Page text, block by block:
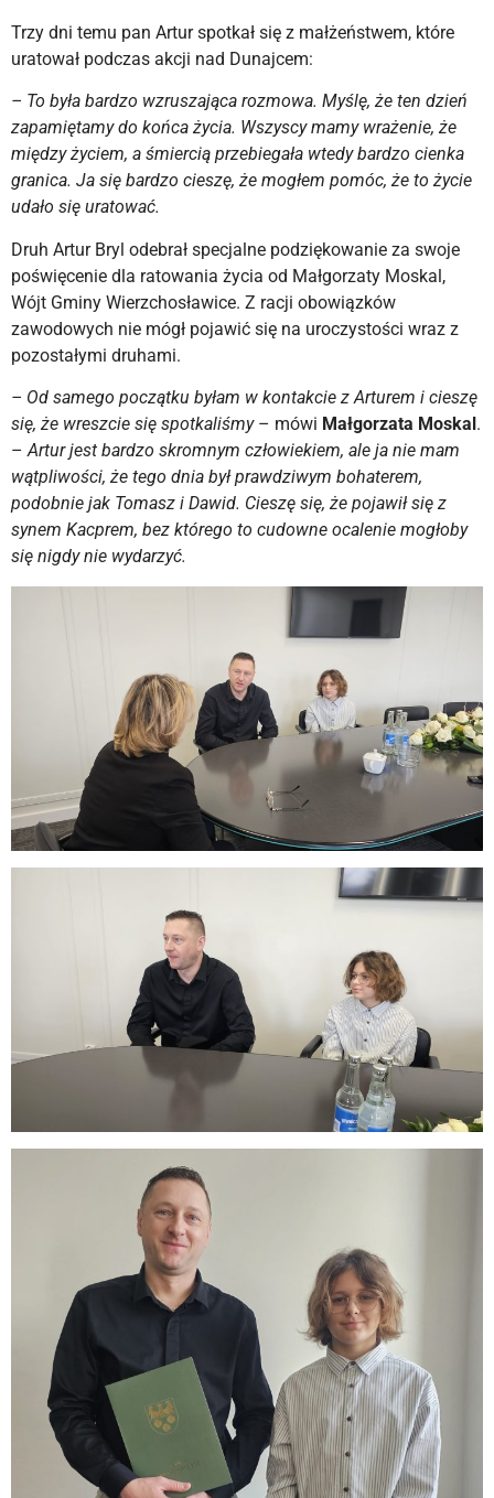
Trzy dni temu pan Artur spotkał się z małżeństwem, które
uratował podczas akcji nad Dunajcem:
– To była bardzo wzruszająca rozmowa. Myślę, że ten dzień
zapamiętamy do końca życia. Wszyscy mamy wrażenie, że
między życiem, a śmiercią przebiegała wtedy bardzo cienka
granica. Ja się bardzo cieszę, że mogłem pomóc, że to życie
udało się uratować.
Druh Artur Bryl odebrał specjalne podziękowanie za swoje
poświęcenie dla ratowania życia od Małgorzaty Moskal,
Wójt Gminy Wierzchosławice. Z racji obowiązków
zawodowych nie mógł pojawić się na uroczystości wraz z
pozostałymi druhami.
– Od samego początku byłam w kontakcie z Arturem i cieszę
się, że wreszcie się spotkaliśmy– mówi Małgorzata Moskal .
–Artur jest bardzo skromnym człowiekiem, ale ja nie mam
wątpliwości, że tego dnia był prawdziwym bohaterem,
podobnie jak Tomasz i Dawid. Cieszę się, że pojawił się z
synem Kacprem, bez którego to cudowne ocalenie mogłoby
się nigdy nie wydarzyć.